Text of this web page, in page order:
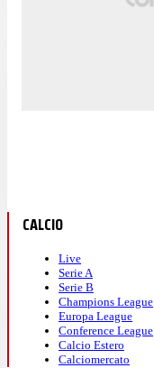
CALCIO
Live
Serie A
Serie B
Champions League
Europa League
Conference League
Calcio Estero
Calciomercato